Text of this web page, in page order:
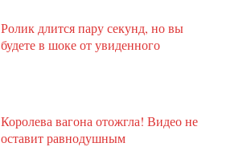
Ролик длится пару секунд, но вы
будете в шоке от увиденного
Королева вагона отожгла! Видео не
оставит равнодушным